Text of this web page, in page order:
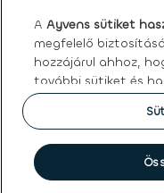
Általános
Ayvens |
Sütik Globális
feltételek
AAyvens sütiket
megfelelő
hozzájárul ahhoz,
további sütiket és
használjanak a
viselkedésének
hirdetések
belül és kívül.